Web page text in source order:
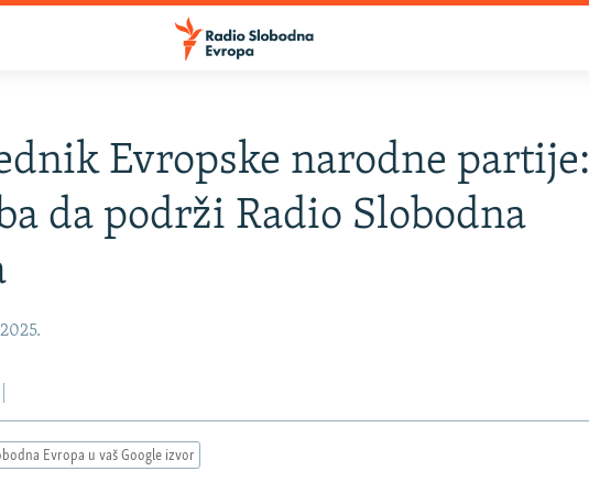
Evropske narodne partije:
da podrži Radio Slobodna
Evropa u vaš Google izvor